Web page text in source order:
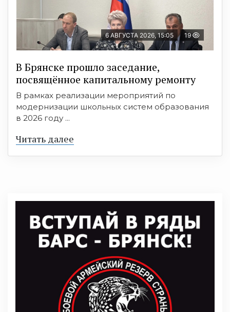
6 АВГУСТА 2026, 15:05 19
В Брянске прошло заседание,
посвящённое капитальному ремонту
В рамках реализации мероприятий по
модернизации школьных систем образования
в 2026 году ...
Читать далее